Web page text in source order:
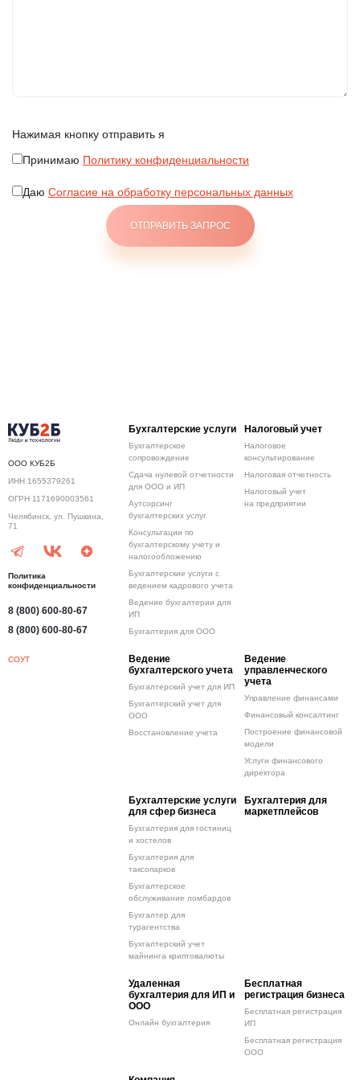
Нажимая кнопку отправить я
Принимаю Политику конфиденциальности
Даю Согласие на обработку персональных данных
ООО КУБ2Б
ИНН 1655379261
ОГРН 1171690003561
Челябинск, ул. Пушкина,
71
Политика
конфиденциальности
8 (800) 600-80-67
8 (800) 600-80-67
СОУТ
Бухгалтерские услуги
Бухгалтерское
сопровождение
Сдача нулевой отчетности
для ООО и ИП
Аутсорсинг
бухгалтерских услуг
Консультации по
бухгалтерскому учету и
налогообложению
Бухгалтерские услуги с
ведением кадрового учета
Ведение бухгалтерии для
ИП
Бухгалтерия для ООО
Налоговый учет
Налоговое
консультирование
Налоговая отчетность
Налоговый учет
на предприятии
Ведение
бухгалтерского учета
Бухгалтерский учет для ИП
Бухгалтерский учет для
ООО
Восстановление учета
Ведение
управленческого
учета
Управление финансами
Финансовый консалтинг
Построение финансовой
модели
Услуги финансового
директора
Бухгалтерские услуги
для сфер бизнеса
Бухгалтерия для гостиниц
и хостелов
Бухгалтерия для
таксопарков
Бухгалтерское
обслуживание ломбардов
Бухгалтер для
турагентства
Бухгалтерский учет
майнинга криптовалюты
Бухгалтерия для
маркетплейсов
Удаленная
бухгалтерия для ИП и
ООО
Онлайн бухгалтерия
Бесплатная
регистрация бизнеса
Бесплатная регистрация
ИП
Бесплатная регистрация
ООО